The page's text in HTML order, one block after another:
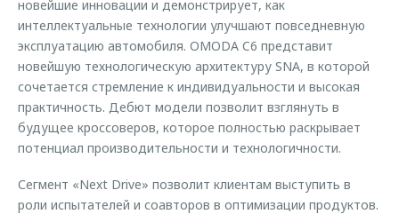
новейшие инновации и демонстрирует, как
интеллектуальные технологии улучшают повседневную
эксплуатацию автомобиля. OMODA C6 представит
новейшую технологическую архитектуру SNA, в которой
сочетается стремление к индивидуальности и высокая
практичность. Дебют модели позволит взглянуть в
будущее кроссоверов, которое полностью раскрывает
потенциал производительности и технологичности.
Сегмент «Next Drive» позволит клиентам выступить в
роли испытателей и соавторов в оптимизации продуктов.